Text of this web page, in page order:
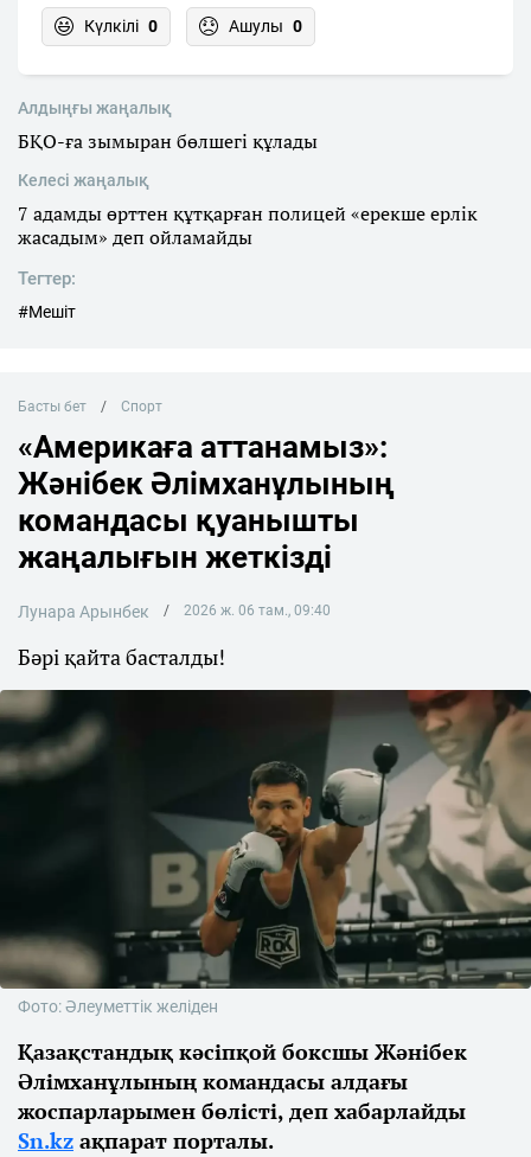
Күлкілі 0 Ашулы 0
Алдыңғы жаңалық
БҚО-ға зымыран бөлшегі құлады
Келесі жаңалық
7 адамды өрттен құтқарған полицей «ерекше ерлік
жасадым» деп ойламайды
Тегтер:
#Мешіт
Басты бет Спорт
«Америкаға аттанамыз»:
Жәнібек Әлімханұлының
командасы қуанышты
жаңалығын жеткізді
Лунара Арынбек 2026 ж. 06 там., 09:40
Бәрі қайта басталды!
Фото: Әлеуметтік желіден
Қазақстандық кәсіпқой боксшы Жәнібек
Әлімханұлының командасы алдағы
жоспарларымен бөлісті, деп хабарлайды
Sn.kz ақпарат порталы.